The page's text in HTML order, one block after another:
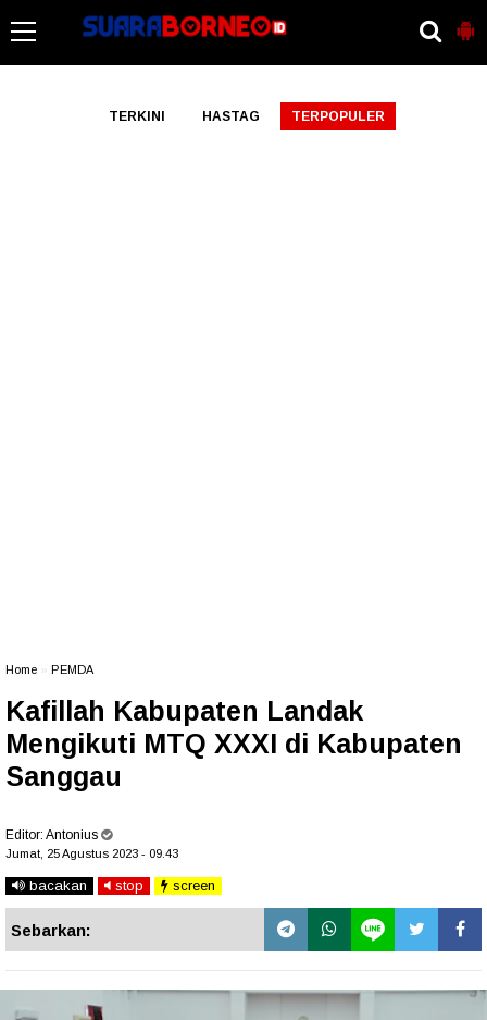
TERKINI HASTAG TERPOPULER
Home PEMDA
Kafillah Kabupaten Landak
Mengikuti MTQ XXXI di Kabupaten
Sanggau
Editor: Antonius
Jumat, 25 Agustus 2023 - 09.43
bacakan stop screen
Sebarkan: